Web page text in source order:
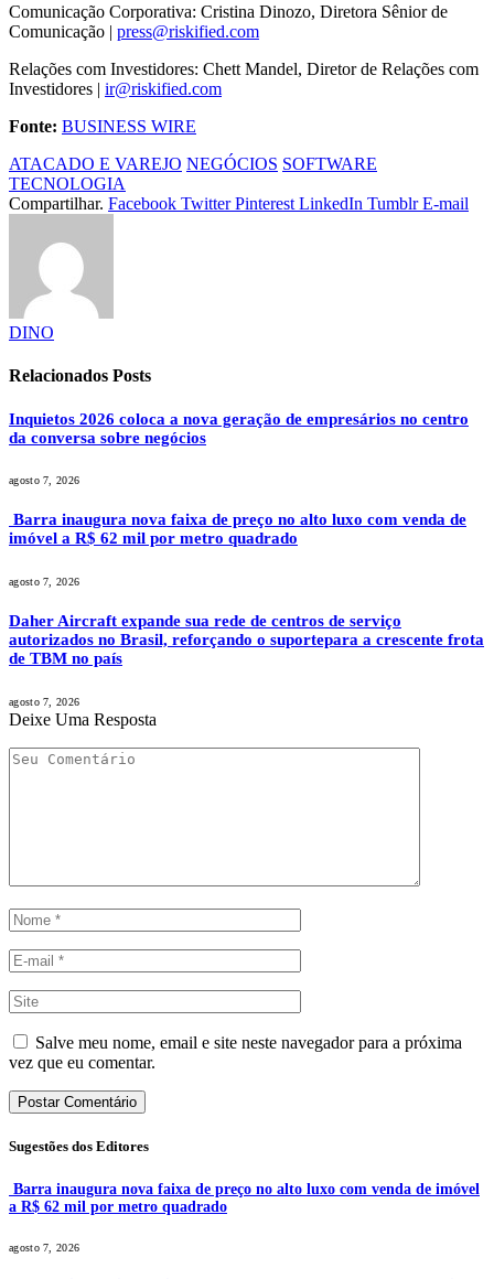
Comunicação Corporativa: Cristina Dinozo, Diretora Sênior de
Comunicação | press@riskified.com
Relações com Investidores: Chett Mandel, Diretor de Relações com
Investidores | ir@riskified.com
Fonte: BUSINESS WIRE
ATACADO E VAREJO NEGÓCIOS SOFTWARE
TECNOLOGIA
Compartilhar. Facebook Twitter Pinterest LinkedIn Tumblr E-mail
DINO
Relacionados Posts
Inquietos 2026 coloca a nova geração de empresários no centro
da conversa sobre negócios
agosto 7, 2026
Barra inaugura nova faixa de preço no alto luxo com venda de
imóvel a R$ 62 mil por metro quadrado
agosto 7, 2026
Daher Aircraft expande sua rede de centros de serviço
autorizados no Brasil, reforçando o suportepara a crescente frota
de TBM no país
agosto 7, 2026
Deixe Uma Resposta
Salve meu nome, email e site neste navegador para a próxima
vez que eu comentar.
Sugestões dos Editores
Barra inaugura nova faixa de preço no alto luxo com venda de imóvel
a R$ 62 mil por metro quadrado
agosto 7, 2026